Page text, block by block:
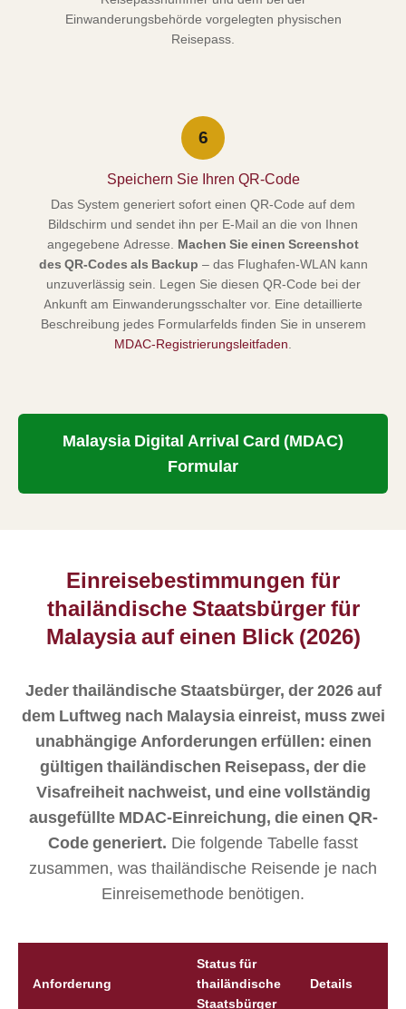
Einwanderungsbehörde vorgelegten physischen
Reisepass.
6
Speichern Sie Ihren QR-Code
Das System generiert sofort einen QR-Code auf dem
Bildschirm und sendet ihn per E-Mail an die von Ihnen
angegebene Adresse. Machen Sie einen Screenshot
des QR-Codes als Backup – das Flughafen-WLAN kann
unzuverlässig sein. Legen Sie diesen QR-Code bei der
Ankunft am Einwanderungsschalter vor. Eine detaillierte
Beschreibung jedes Formularfelds finden Sie in unserem
MDAC-Registrierungsleitfaden.
Malaysia Digital Arrival Card (MDAC)
Formular
Einreisebestimmungen für
thailändische Staatsbürger für
Malaysia auf einen Blick (2026)
Jeder thailändische Staatsbürger, der 2026 auf
dem Luftweg nach Malaysia einreist, muss zwei
unabhängige Anforderungen erfüllen: einen
gültigen thailändischen Reisepass, der die
Visafreiheit nachweist, und eine vollständig
ausgefüllte MDAC-Einreichung, die einen QR-
Code generiert. Die folgende Tabelle fasst
zusammen, was thailändische Reisende je nach
Einreisemethode benötigen.
Anforderung
Status für
thailändische
Staatsbürger
Details